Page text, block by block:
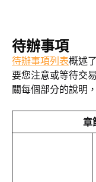
待辦事項
待辦事項列表概述
要您注意或等待交
關每個部分的說明
章